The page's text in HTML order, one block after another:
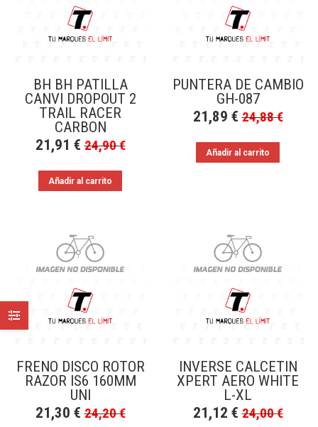
BH BH PATILLA
CANVI DROPOUT 2
TRAIL RACER
CARBON
21,91 € 24,90€
Añadir al carrito
PUNTERA DE CAMBIO
GH-087
21,89 € 24,88€
Añadir al carrito
FRENO DISCO ROTOR
RAZOR IS6 160MM
UNI
21,30 € 24,20€
INVERSE CALCETIN
XPERT AERO WHITE
L-XL
21,12 € 24,00€